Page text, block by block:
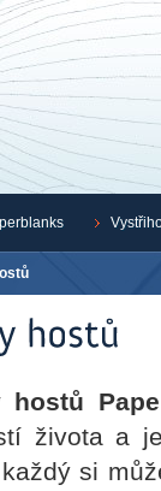
hostů
života a
si